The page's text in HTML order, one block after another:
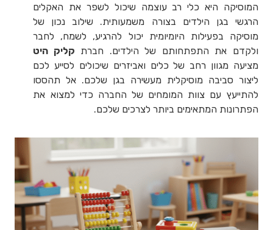
המוסיקה היא כלי רב עוצמה שיכול לשפר את האקלים
הרגשי בגן הילדים בצורה משמעותית. שילוב נכון של
מוסיקה בפעילות היומיומית יכול להרגיע, לשמח, לחבר
ולקדם את התפתחותם של הילדים. חברת קליק היט
מציעה מגוון רחב של כלים ואביזרים שיכולים לסייע לכם
ליצור סביבה מוסיקלית מעשירה בגן שלכם. אל תהססו
להתייעץ עם צוות המומחים של החברה כדי למצוא את
הפתרונות המתאימים ביותר לצרכים שלכם.